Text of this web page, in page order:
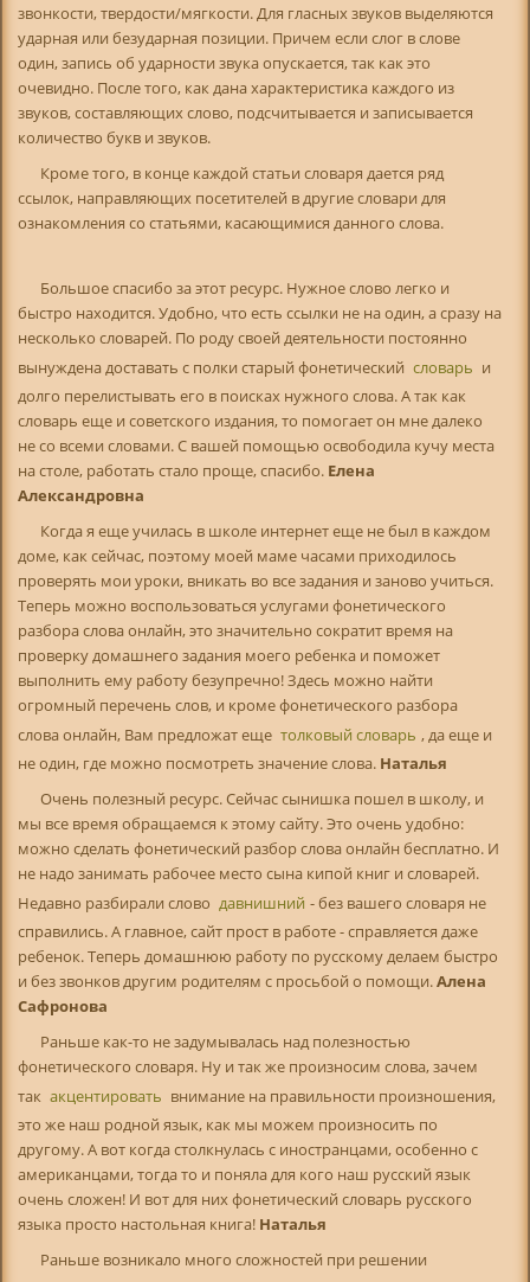
звонкости, твердости/мягкости. Для гласных звуков выделяются
ударная или безударная позиции. Причем если слог в слове
один, запись об ударности звука опускается, так как это
очевидно. После того, как дана характеристика каждого из
звуков, составляющих слово, подсчитывается и записывается
количество букв и звуков.
Кроме того, в конце каждой статьи словаря дается ряд
ссылок, направляющих посетителей в другие словари для
ознакомления со статьями, касающимися данного слова.
Большое спасибо за этот ресурс. Нужное слово легко и
быстро находится. Удобно, что есть ссылки не на один, а сразу на
несколько словарей. По роду своей деятельности постоянно
вынуждена доставать с полки старый фонетический словарь и
долго перелистывать его в поисках нужного слова. А так как
словарь еще и советского издания, то помогает он мне далеко
не со всеми словами. С вашей помощью освободила кучу места
на столе, работать стало проще, спасибо. Елена
Александровна
Когда я еще училась в школе интернет еще не был в каждом
доме, как сейчас, поэтому моей маме часами приходилось
проверять мои уроки, вникать во все задания и заново учиться.
Теперь можно воспользоваться услугами фонетического
разбора слова онлайн, это значительно сократит время на
проверку домашнего задания моего ребенка и поможет
выполнить ему работу безупречно! Здесь можно найти
огромный перечень слов, и кроме фонетического разбора
слова онлайн, Вам предложат еще толковый словарь , да еще и
не один, где можно посмотреть значение слова. Наталья
Очень полезный ресурс. Сейчас сынишка пошел в школу, и
мы все время обращаемся к этому сайту. Это очень удобно:
можно сделать фонетический разбор слова онлайн бесплатно. И
не надо занимать рабочее место сына кипой книг и словарей.
Недавно разбирали слово давнишний - без вашего словаря не
справились. А главное, сайт прост в работе - справляется даже
ребенок. Теперь домашнюю работу по русскому делаем быстро
и без звонков другим родителям с просьбой о помощи.Алена
Сафронова
Раньше как-то не задумывалась над полезностью
фонетического словаря. Ну и так же произносим слова, зачем
так акцентировать внимание на правильности произношения,
это же наш родной язык, как мы можем произносить по
другому. А вот когда столкнулась с иностранцами, особенно с
американцами, тогда то и поняла для кого наш русский язык
очень сложен! И вот для них фонетический словарь русского
языка просто настольная книга! Наталья
Раньше возникало много сложностей при решении